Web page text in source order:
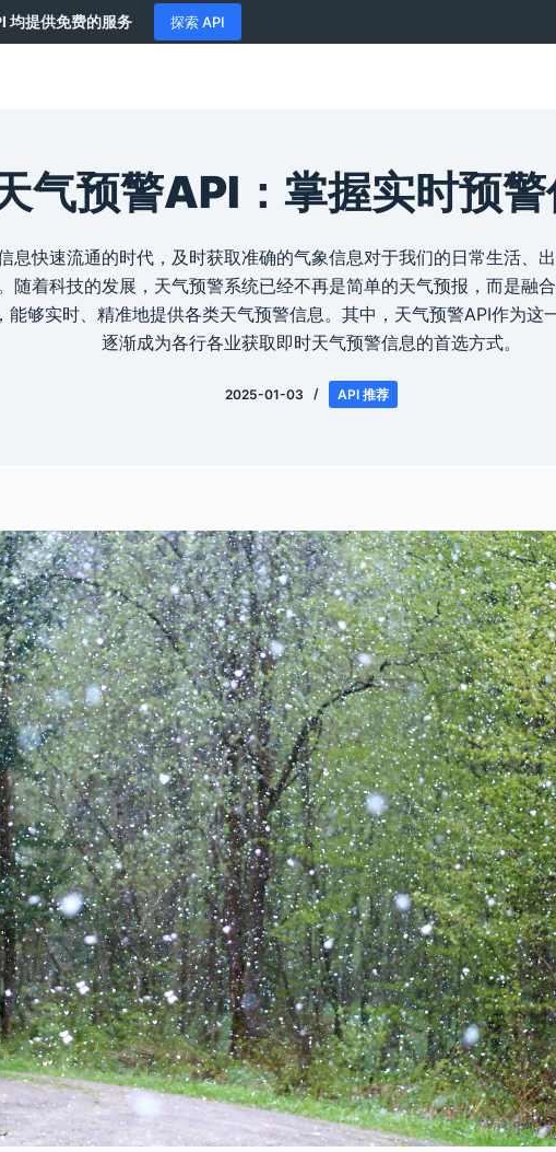
均提供免费的服务 探索 API
气预警API：掌握实时预
息快速流通的时代，及时获取准确的气象信息对于我们的日常生活、
随着科技的发展，天气预警系统已经不再是简单的天气预报，而是融
能够实时、精准地提供各类天气预警信息。其中，天气预警API作为这
逐渐成为各行各业获取即时天气预警信息的首选方式。
2025-01-03 API 推荐